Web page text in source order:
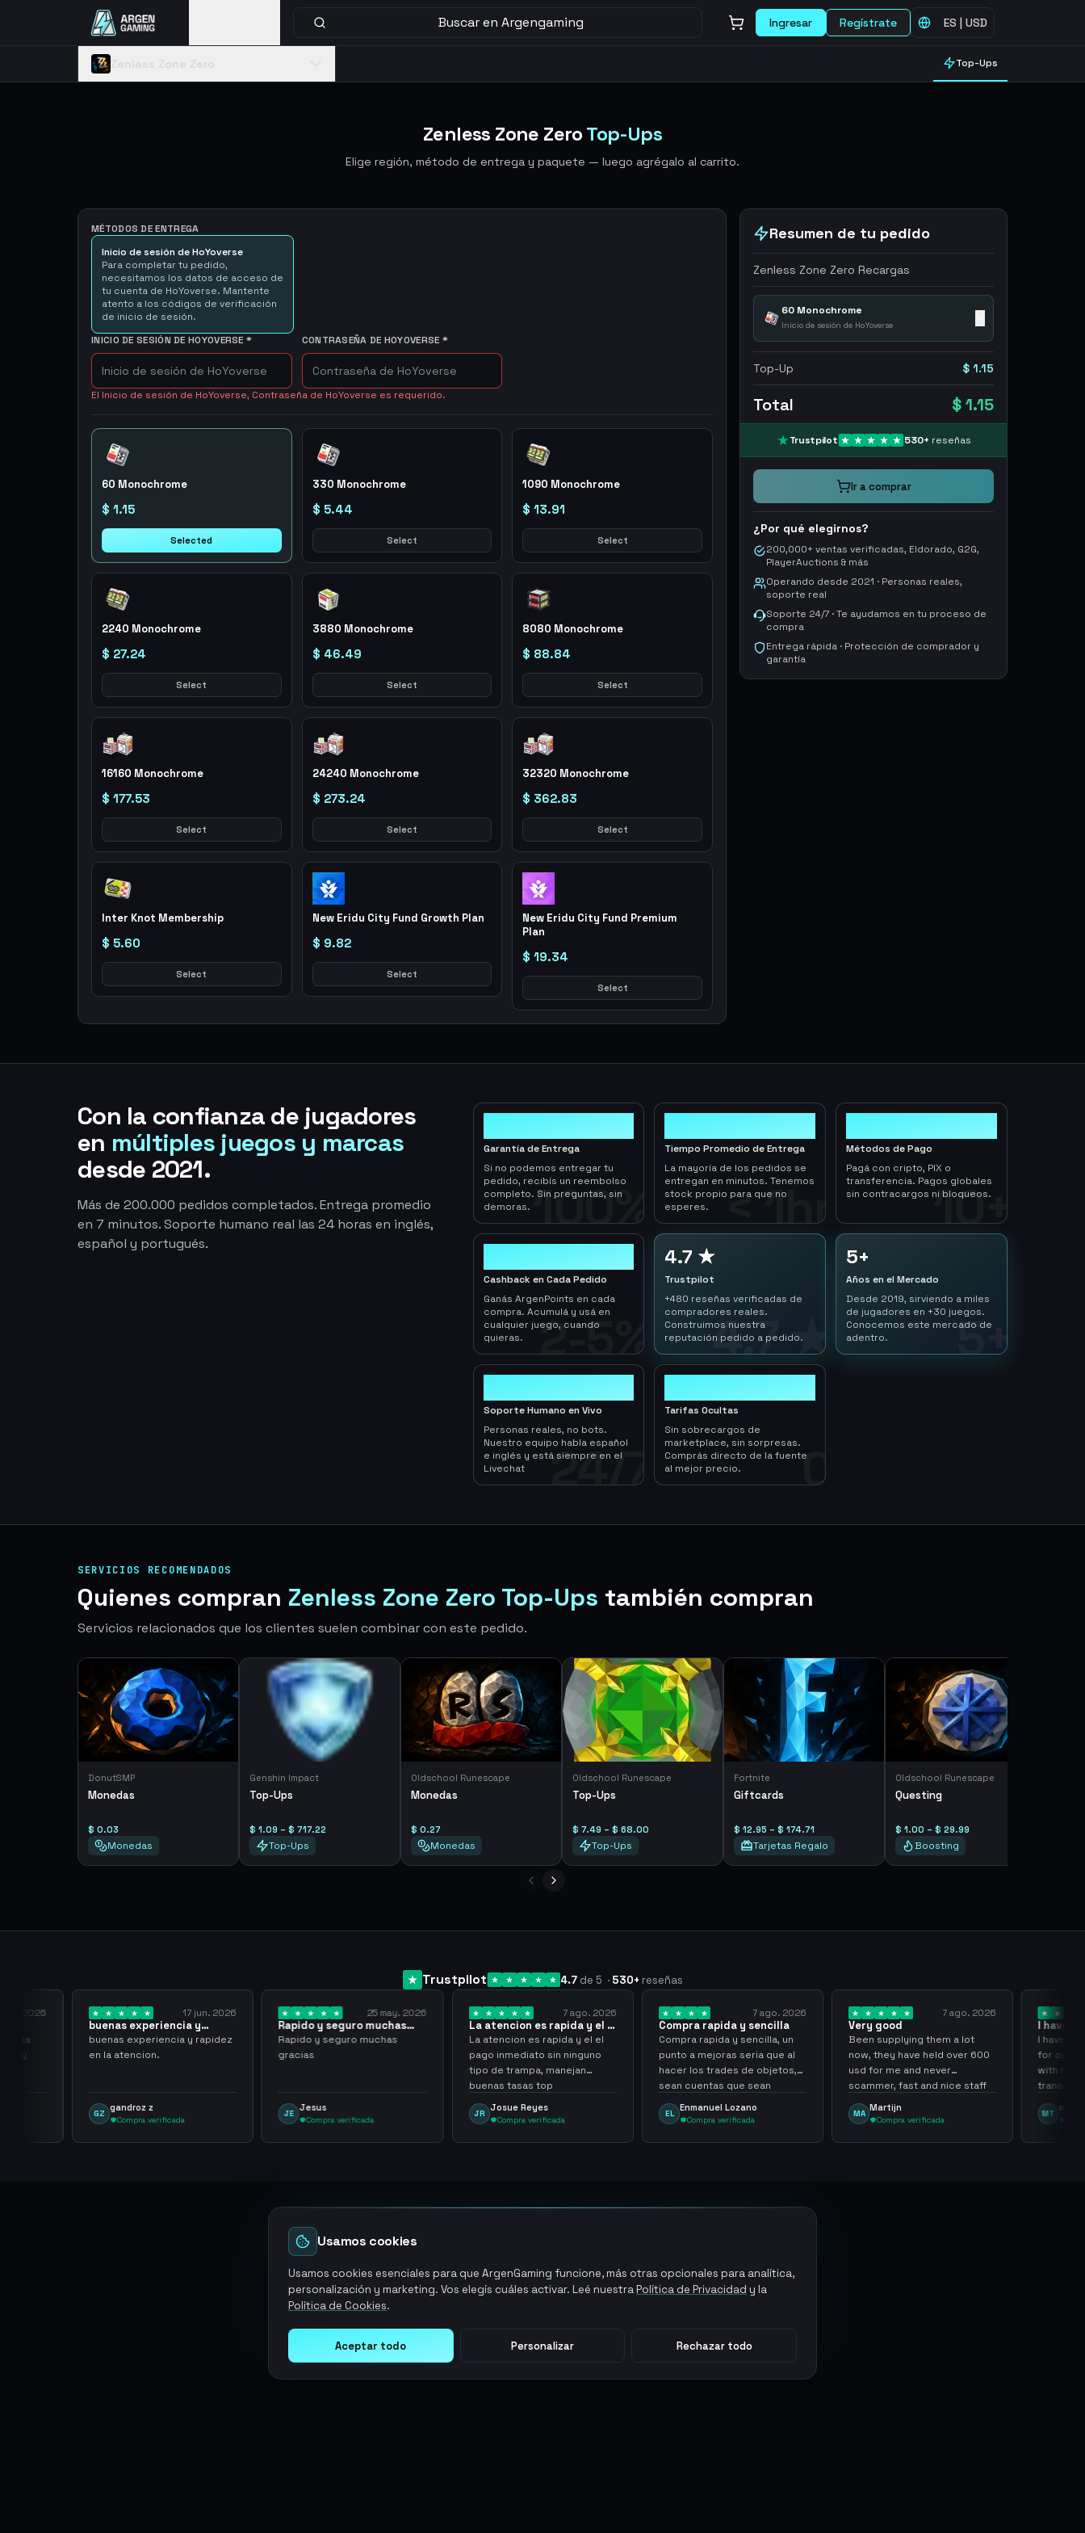
Buscar en Argengaming Ingresar Regístrate ES | USD
Top-Ups
Zenless Zone ZeroTop-Ups
Elige región, método de entrega y paquete — luego agrégalo al carrito.
MÉTODOS DE ENTREGA
Inicio de sesión de HoYoverse
Para completar tu pedido,
necesitamos los datos de acceso de
tu cuenta de HoYoverse. Mantente
atento a los códigos de verificación
de inicio de sesión.
INICIO DE SESIÓN DE HOYOVERSE * CONTRASEÑA DE HOYOVERSE *
El Inicio de sesión de HoYoverse, Contraseña de HoYoverse es requerido.
60 Monochrome
$ 1.15
Selected
330 Monochrome
$ 5.44
Select
1090 Monochrome
$ 13.91
Select
2240 Monochrome
$ 27.24
Select
3880 Monochrome
$ 46.49
Select
8080 Monochrome
$ 88.84
Select
16160 Monochrome
$ 177.53
Select
24240 Monochrome
$ 273.24
Select
32320 Monochrome
$ 362.83
Select
Inter Knot Membership
$ 5.60
Select
New Eridu City Fund Growth Plan
$ 9.82
Select
New Eridu City Fund Premium
Plan
$ 19.34
Select
Resumen de tu pedido
Zenless Zone Zero Recargas
60 Monochrome
Inicio de sesión de HoYoverse
Top-Up $ 1.15
Total $ 1.15
Trustpilot 530+ reseñas
Ir a comprar
¿Por qué elegirnos?
200,000+ ventas verificadas, Eldorado, G2G,
PlayerAuctions & más
Operando desde 2021 · Personas reales,
soporte real
Soporte 24/7 · Te ayudamos en tu proceso de
compra
Entrega rápida · Protección de comprador y
garantía
Con la confianza de jugadores
en múltiples juegos y marcas
desde 2021.
Más de 200.000 pedidos completados. Entrega promedio
en 7 minutos. Soporte humano real las 24 horas en inglés,
español y portugués.
100%
Garantía de Entrega
Si no podemos entregar tu
pedido, recibís un reembolso
completo. Sin preguntas, sin
demoras.
< 1hr
Tiempo Promedio de Entrega
La mayoría de los pedidos se
entregan en minutos. Tenemos
stock propio para que no
esperes.
10+
Métodos de Pago
Pagá con cripto, PIX o
transferencia. Pagos globales
sin contracargos ni bloqueos.
2-5%
Cashback en Cada Pedido
Ganás ArgenPoints en cada
compra. Acumulá y usá en
cualquier juego, cuando
quieras.
4.7 ★
4.7 ★
Trustpilot
+480 reseñas verificadas de
compradores reales.
Construimos nuestra
reputación pedido a pedido.
5+
5+
Años en el Mercado
Desde 2019, sirviendo a miles
de jugadores en +30 juegos.
Conocemos este mercado de
adentro.
24/7
Soporte Humano en Vivo
Personas reales, no bots.
Nuestro equipo habla español
e inglés y está siempre en el
Livechat
0
Tarifas Ocultas
Sin sobrecargos de
marketplace, sin sorpresas.
Comprás directo de la fuente
al mejor precio.
SERVICIOS RECOMENDADOS
Quienes compran Zenless Zone Zero Top-Ups también compran
Servicios relacionados que los clientes suelen combinar con este pedido.
DonutSMP
Monedas
$ 0.03
Monedas
Genshin Impact
Top-Ups
$ 1.09 – $ 717.22
Top-Ups
Oldschool Runescape
Monedas
$ 0.27
Monedas
Oldschool Runescape
Top-Ups
$ 7.49 – $ 68.00
Top-Ups
Fortnite
Giftcards
$ 12.95 – $ 174.71
Tarjetas Regalo
Oldschool Runescape
Questing
$ 1.00 – $ 29.99
Boosting
Trustpilot 4.7 de 5 · 530+ reseñas
7 ago. 2026
La atencion es rapida y el el
pago…
La atencion es rapida y el el
Compra verificada
7 ago. 2026
Compra rapida y sencilla
Compra rapida y sencilla, un
punto a mejoras seria que al
hacer los trades de objetos,
sean cuentas que sean
tampoco una lvl 3, ya que
cuenta
EL
Enmanuel Lozano
Compra verificada
7 ago. 2026
Very good
Been supplying them a lot
now, they have held over 600
usd for me and never
scammer, fast and nice staff
MA
Martijn
Compra verificada
1 ago. 2026
I have been working with
them for over… 3 years
I have been working with them
for over three or four years,
with more than 300
transactions made, zero
them.Compra verificada
17 jun. 2026
y rapidez
25 may. 2026
Rapido y seguro muchas
gracias
Rapido y seguro muchas
gracias
JE
Compra verificada
Usamos cookies
Usamos cookies esenciales para que ArgenGaming funcione, más otras opcionales para analítica,
personalización y marketing. Vos elegís cuáles activar. Leé nuestraPolítica de Privacidad y la
Política de Cookies.
Aceptar todo Personalizar Rechazar todo